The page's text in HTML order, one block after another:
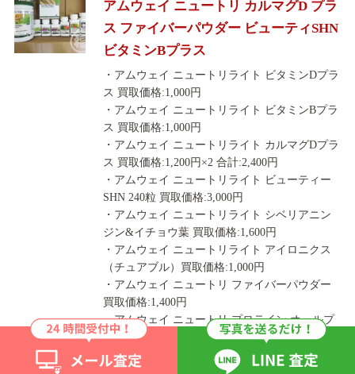
アムウェイ ニュートリ カルマグD プラ
ス ファイバーパウダー ビューティSHN
ビタミンBプラス
・アムウェイ ニュートリライト ビタミンDプラ
ス 買取価格:1,000円
・アムウェイ ニュートリライト ビタミンBプラ
ス 買取価格:1,000円
・アムウェイ ニュートリライト カルマグDプラ
ス 買取価格:1,200円×2 合計:2,400円
・アムウェイ ニュートリライト ビューティー
SHN 240粒 買取価格:3,000円
・アムウェイ ニュートリライト シベリアニン
ジン&イチョウ葉 買取価格:1,600円
・アムウェイ ニュートリライト アイロニクス
（チュアブル）買取価格:1,000円
・アムウェイ ニュートリ ファイバーパウダー
買取価格:1,400円
・アムウェイ ニュートリ プロテイン オールプ
ラント 買取価格:2,500円